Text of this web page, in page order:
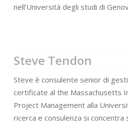
nell’Università degli studi di
Steve Tendon
Steve è consulente senior di
certificate al the Massachusetts
Project Management alla
ricerca e consulenza si